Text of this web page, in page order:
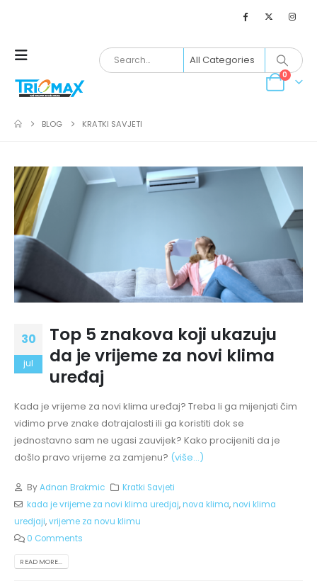
0
BLOG KRATKI SAVJETI
30
jul
Top 5 znakova koji ukazuju
da je vrijeme za novi klima
uređaj
Kada je vrijeme za novi klima uređaj? Treba li ga mijenjati čim
vidimo prve znake dotrajalosti ili ga koristiti dok se
jednostavno sam ne ugasi zauvijek? Kako procijeniti da je
došlo pravo vrijeme za zamjenu? (više…)
ByAdnan Brakmic
Kratki Savjeti
kada je vrijeme za novi klima uredjaj,nova klima,novi klima
uredjaji,vrijeme za novu klimu
0 Comments
READ MORE...